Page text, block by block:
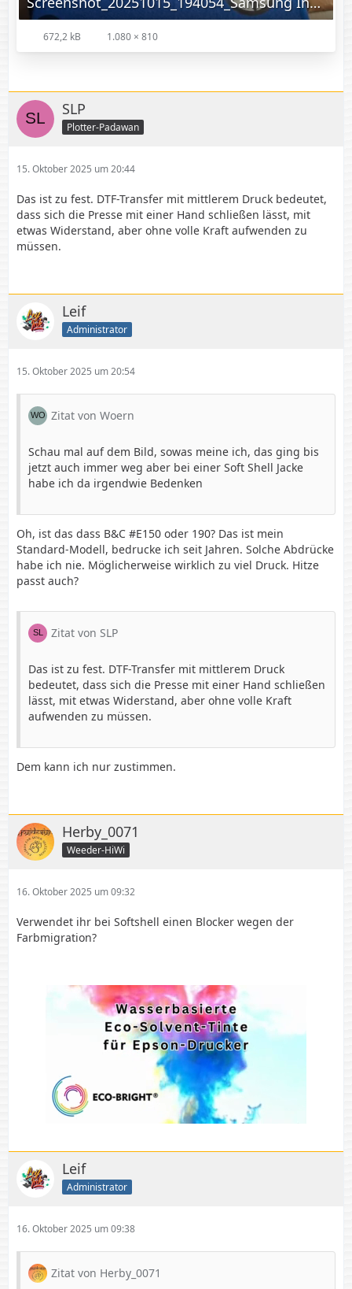
672,2 kB 1.080 × 810
SLP
Plotter-Padawan
15. Oktober 2025 um 20:44
Das ist zu fest. DTF-Transfer mit mittlerem Druck bedeutet,
dass sich die Presse mit einer Hand schließen lässt, mit
etwas Widerstand, aber ohne volle Kraft aufwenden zu
müssen.
Leif
Administrator
15. Oktober 2025 um 20:54
Zitat von Woern
Schau mal auf dem Bild, sowas meine ich, das ging bis
jetzt auch immer weg aber bei einer Soft Shell Jacke
habe ich da irgendwie Bedenken
Oh, ist das dass B&C #E150 oder 190? Das ist mein
Standard-Modell, bedrucke ich seit Jahren. Solche Abdrücke
habe ich nie. Möglicherweise wirklich zu viel Druck. Hitze
passt auch?
Zitat von SLP
Das ist zu fest. DTF-Transfer mit mittlerem Druck
bedeutet, dass sich die Presse mit einer Hand schließen
lässt, mit etwas Widerstand, aber ohne volle Kraft
aufwenden zu müssen.
Dem kann ich nur zustimmen.
Herby_0071
Weeder-HiWi
16. Oktober 2025 um 09:32
Verwendet ihr bei Softshell einen Blocker wegen der
Farbmigration?
Leif
Administrator
16. Oktober 2025 um 09:38
Zitat von Herby_0071